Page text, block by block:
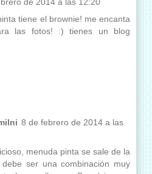
tiene el brownie! me encanta
las fotos! :) tienes un blog
8 de febrero de 2014 a las
menuda pinta se sale de la
debe ser una combinación muy